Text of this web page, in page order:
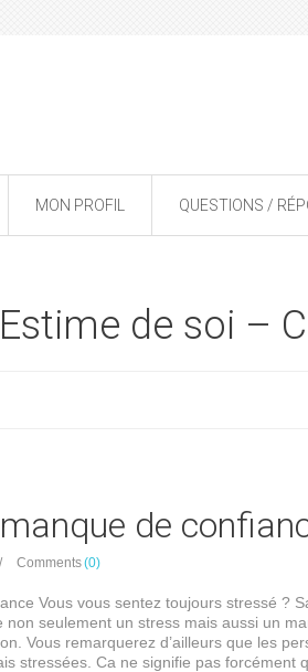
MON PROFIL QUESTIONS /
de soi –
de
/ Comments(0)
Vous vous sentez toujours stressé ?
non seulement un stress mais aussi un
Vous remarquerez d’ailleurs que les
stressées. Ca ne signifie pas forcément